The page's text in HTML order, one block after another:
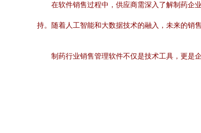
在软件销售过程中，供应商需深入了解制药企
持。随着人工智能和大数据技术的融入，未来的销
制药行业销售管理软件不仅是技术工具，更是